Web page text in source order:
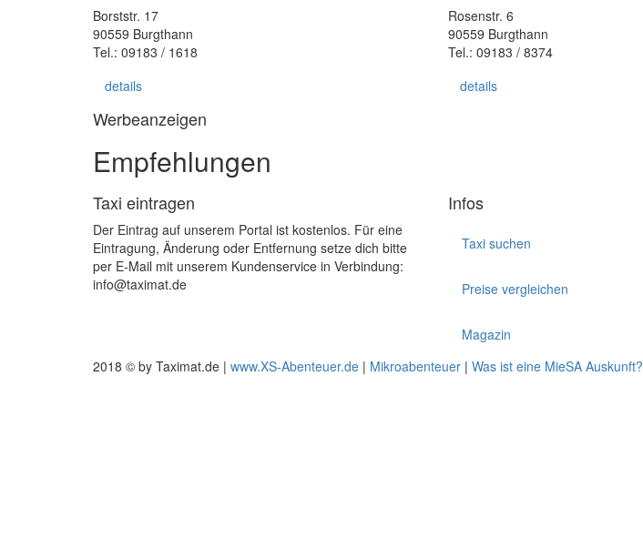
Borststr. 17
90559 Burgthann
Tel.: 09183 / 1618
details
Rosenstr. 6
90559 Burgthann
Tel.: 09183 / 8374
details
Werbeanzeigen
Empfehlungen
Taxi eintragen
Der Eintrag auf unserem Portal ist kostenlos. Für eine
Eintragung, Änderung oder Entfernung setze dich bitte
per E-Mail mit unserem Kundenservice in Verbindung:
info@taximat.de
Infos
Taxi suchen
Preise vergleichen
Magazin
2018 © by Taximat.de | www.XS-Abenteuer.de | Mikroabenteuer | Was ist eine MieSA Auskunft?